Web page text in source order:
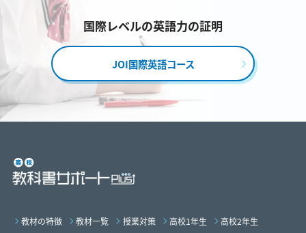
国際レベルの英語力の証明
JOI国際英語コース
教材の特徴 教材一覧 授業対策 高校1年生 高校2年生